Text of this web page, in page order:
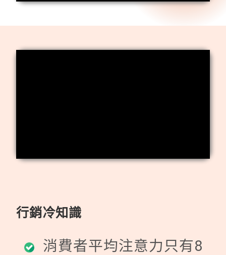
行銷冷知識
消費者平均注意力只有8